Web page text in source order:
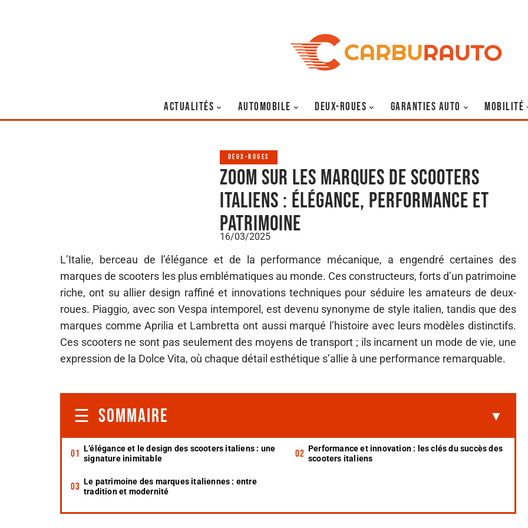
ACTUALITÉS AUTOMOBILE DEUX-ROUES GARANTIES AUTO MOBILITÉ
DEUX-ROUES
Zoom sur les marques de scooters
italiens : élégance, performance et
patrimoine
16/03/2025
L’Italie, berceau de l’élégance et de la performance mécanique, a engendré certaines des
marques de scooters les plus emblématiques au monde. Ces constructeurs, forts d’un patrimoine
riche, ont su allier design raffiné et innovations techniques pour séduire les amateurs de deux-
roues. Piaggio, avec son Vespa intemporel, est devenu synonyme de style italien, tandis que des
marques comme Aprilia et Lambretta ont aussi marqué l’histoire avec leurs modèles distinctifs.
Ces scooters ne sont pas seulement des moyens de transport ; ils incarnent un mode de vie, une
expression de la Dolce Vita, où chaque détail esthétique s’allie à une performance remarquable.
SOMMAIRE
L’élégance et le design des scooters italiens : une
signature inimitable
Performance et innovation : les clés du succès des
scooters italiens
Le patrimoine des marques italiennes : entre
tradition et modernité